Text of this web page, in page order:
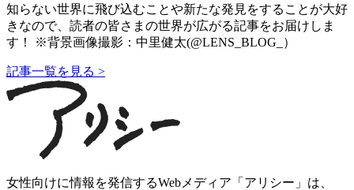
知らない世界に飛び込むことや新たな発見をすることが大好
きなので、読者の皆さまの世界が広がる記事をお届けしま
す！ ※背景画像撮影：中里健太(@LENS_BLOG_）
記事一覧を見る >
女性向けに情報を発信するWebメディア「アリシー」は、